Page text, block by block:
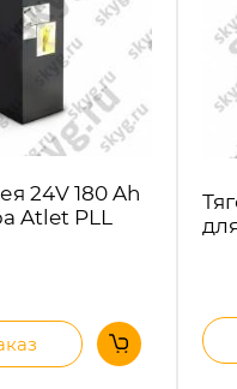
24V 180 Ah
Atlet PLL